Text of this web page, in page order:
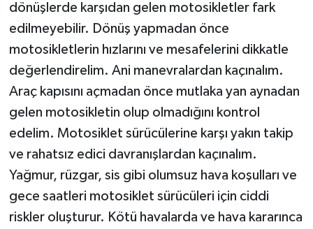
dönüşlerde karşıdan gelen motosikletler fark
edilmeyebilir. Dönüş yapmadan önce
motosikletlerin hızlarını ve mesafelerini dikkatle
değerlendirelim. Ani manevralardan kaçınalım.
Araç kapısını açmadan önce mutlaka yan aynadan
gelen motosikletin olup olmadığını kontrol
edelim. Motosiklet sürücülerine karşı yakın takip
ve rahatsız edici davranışlardan kaçınalım.
Yağmur, rüzgar, sis gibi olumsuz hava koşulları ve
gece saatleri motosiklet sürücüleri için ciddi
riskler oluşturur. Kötü havalarda ve hava kararınca